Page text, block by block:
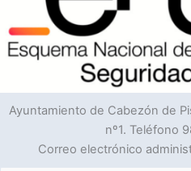
Ayuntamiento de Cabezón de
nº1. Teléfono
Correo electrónico